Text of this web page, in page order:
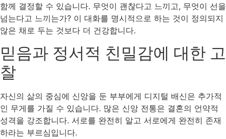
함께 결정할 수 있습니다. 무엇이 괜찮다고 느끼고, 무엇이 선을
넘는다고 느끼는가? 이 대화를 명시적으로 하는 것이 정의되지
않은 채로 두는 것보다 더 건강합니다.
믿음과 정서적 친밀감에 대한 고
찰
자신의 삶의 중심에 신앙을 둔 부부에게 디지털 배신은 추가적
인 무게를 가질 수 있습니다. 많은 신앙 전통은 결혼의 언약적
성격을 강조합니다. 서로를 완전히 알고 서로에게 완전히 존재
하라는 부르심입니다.